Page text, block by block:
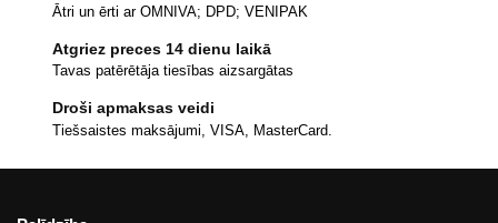
Ātri un ērti ar OMNIVA; DPD; VENIPAK
Atgriez preces 14 dienu laikā
Tavas patērētāja tiesības aizsargātas
Droši apmaksas veidi
Tiešsaistes maksājumi, VISA, MasterCard.